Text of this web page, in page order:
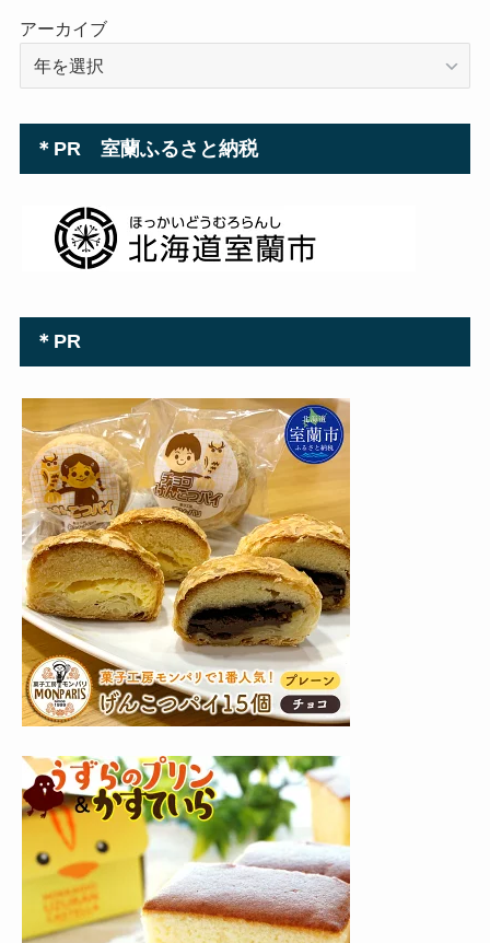
アーカイブ
＊PR 室蘭ふるさと納税
＊PR